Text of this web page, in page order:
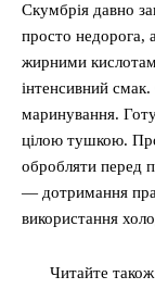
Скумбрія давно
просто недорога,
жирними
інтенсивний
маринування.
цілою тушкою.
обробляти перед
— дотримання
використання
Читайте